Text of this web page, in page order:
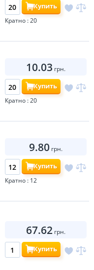
Купить
Кратно : 20
10.03 грн.
Купить
Кратно : 20
9.80 грн.
Купить
Кратно : 12
67.62 грн.
Купить